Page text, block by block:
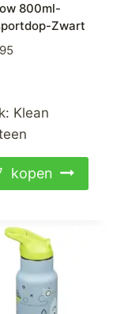
800ml-
Zwart
Klean
kopen